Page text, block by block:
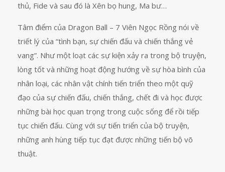
thủ, Fide và sau đó là Xên bọ hung, Ma bư…
Tâm điểm của Dragon Ball – 7 Viên Ngọc Rồng nói về
triết lý của “tình bạn, sự chiến đấu và chiến thắng vẻ
vang”. Như một loạt các sự kiện xảy ra trong bộ truyện,
lòng tốt và những hoạt động hướng về sự hòa bình của
nhân loại, các nhân vật chính tiến triển theo một quỹ
đạo của sự chiến đấu, chiến thắng, chết đi và học được
những bài học quan trọng trong cuộc sống để rồi tiếp
tục chiến đấu. Cùng với sự tiến triển của bộ truyện,
những anh hùng tiếp tục đạt được những tiến bộ võ
thuật.